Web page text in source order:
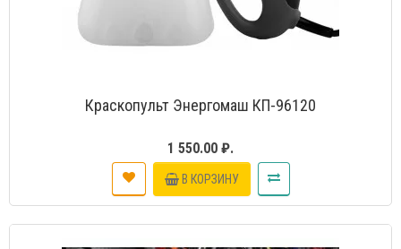
Краскопульт Энергомаш КП-96120
1 550.00 ₽.
В КОРЗИНУ